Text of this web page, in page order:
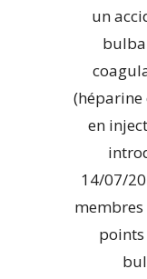
un
en
14/07/
membres
points